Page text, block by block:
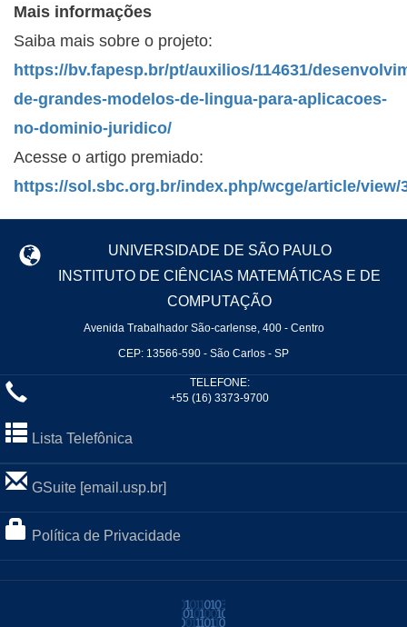
Mais informações
Saiba mais sobre o projeto:
https://bv.fapesp.br/pt/auxilios/114631/
de-grandes-modelos-de-lingua-para-aplicacoes-
no-dominio-juridico/
Acesse o artigo premiado:
https://sol.sbc.org.br/index.php/wcge/article/view/
UNIVERSIDADE DE SÃO PAULO
INSTITUTO DE CIÊNCIAS MATEMÁTICAS E DE
COMPUTAÇÃO
Avenida Trabalhador São-carlense, 400 - Centro
CEP: 13566-590 - São Carlos - SP
TELEFONE:
+55 (16) 3373-9700
Lista Telefônica
GSuite [email.usp.br]
Política de Privacidade